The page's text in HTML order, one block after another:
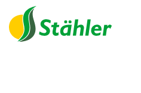
string(78) "Test 12 {FONT:12} //
asdfW134 245 34" string(62) "Test
123 dfasdf asdfW134 245 34"